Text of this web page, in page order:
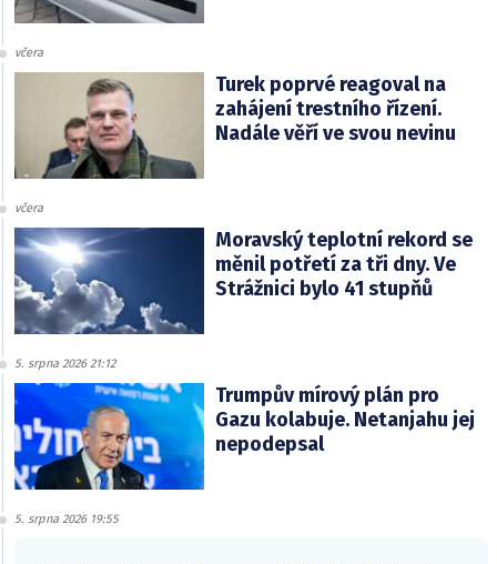
včera
Turek poprvé reagoval na
zahájení trestního řízení.
Nadále věří ve svou nevinu
včera
Moravský teplotní rekord se
měnil potřetí za tři dny. Ve
Strážnici bylo 41 stupňů
5. srpna 2026 21:12
Trumpův mírový plán pro
Gazu kolabuje. Netanjahu jej
nepodepsal
5. srpna 2026 19:55